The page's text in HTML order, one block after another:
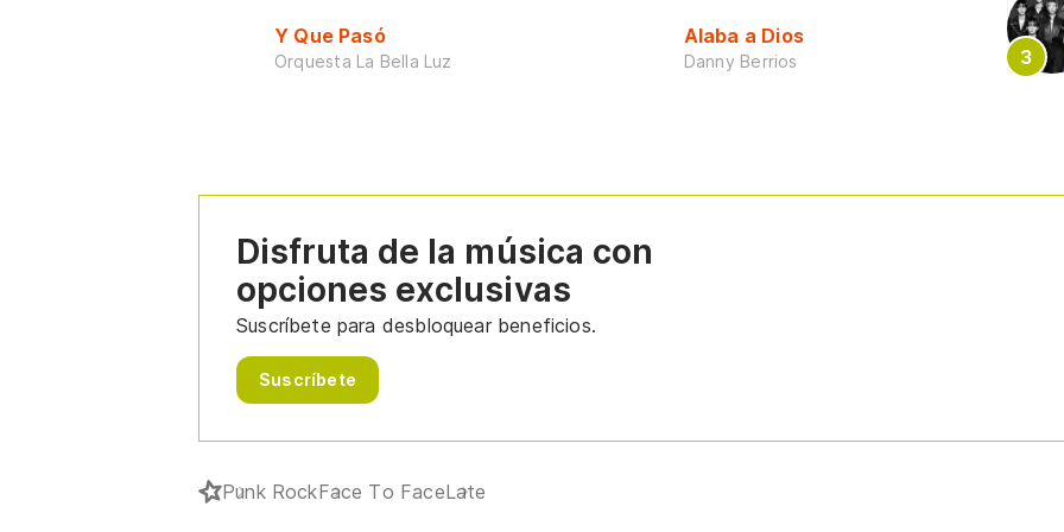
Y Que Pasó
Orquesta La Bella Luz
Alaba a Dios
Danny Berrios
Disfruta de la música con
opciones exclusivas
Suscríbete para desbloquear beneficios.
Suscríbete
Punk RockFace To FaceLate